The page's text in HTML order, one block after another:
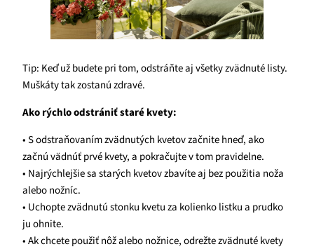
Tip: Keď už budete pri tom, odstráňte aj všetky zvädnuté listy.
Muškáty tak zostanú zdravé.
Ako rýchlo odstrániť staré kvety:
• S odstraňovaním zvädnutých kvetov začnite hneď, ako
začnú vädnúť prvé kvety, a pokračujte v tom pravidelne.
• Najrýchlejšie sa starých kvetov zbavíte aj bez použitia noža
alebo nožníc.
• Uchopte zvädnutú stonku kvetu za kolienko listku a prudko
ju ohnite.
• Ak chcete použiť nôž alebo nožnice, odrežte zvädnuté kvety